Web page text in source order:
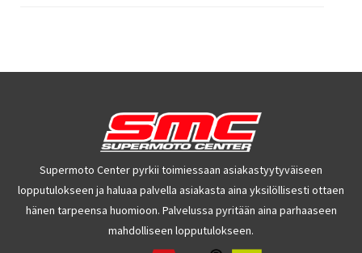
Supermoto Center pyrkii toimiessaan asiakastyytyväiseen
lopputulokseen ja haluaa palvella asiakasta aina yksilöllisesti ottaen
hänen tarpeensa huomioon. Palvelussa pyritään aina parhaaseen
mahdolliseen lopputulokseen.